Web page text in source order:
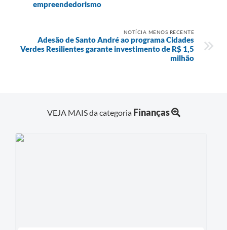
empreendedorismo
NOTÍCIA MENOS RECENTE
Adesão de Santo André ao programa Cidades
Verdes Resilientes garante investimento de R$ 1,5
milhão
VEJA MAIS da categoria Finanças